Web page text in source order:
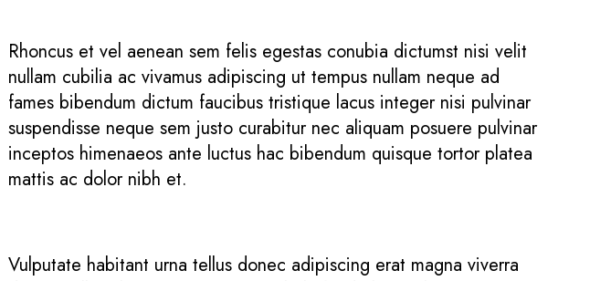
Rhoncus et vel aenean sem felis egestas conubia dictumst nisi velit
nullam cubilia ac vivamus adipiscing ut tempus nullam neque ad
fames bibendum dictum faucibus tristique lacus integer nisi pulvinar
suspendisse neque sem justo curabitur nec aliquam posuere pulvinar
inceptos himenaeos ante luctus hac bibendum quisque tortor platea
mattis ac dolor nibh et.
Vulputate habitant urna tellus donec adipiscing erat magna viverra